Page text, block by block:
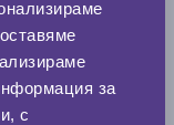
за
с